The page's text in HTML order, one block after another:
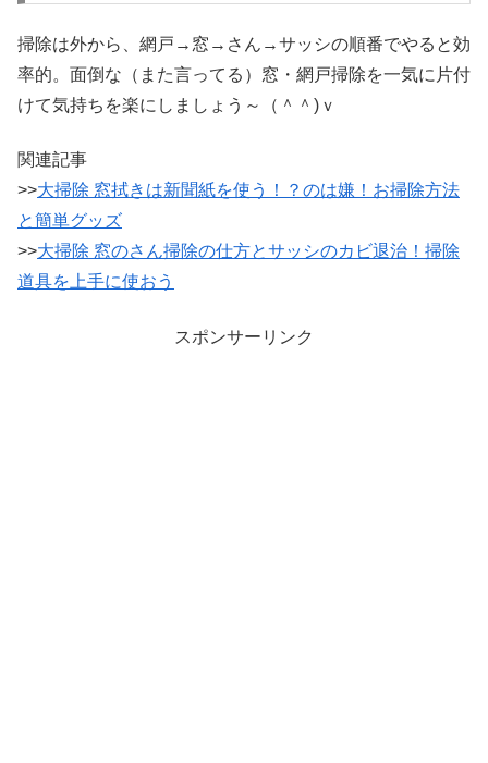
掃除は外から、網戸→窓→さん→サッシの順番でやると効
率的。面倒な（また言ってる）窓・網戸掃除を一気に片付
けて気持ちを楽にしましょう～（＾＾)ｖ
関連記事
>>大掃除 窓拭きは新聞紙を使う！？のは嫌！お掃除方法
と簡単グッズ
>>大掃除 窓のさん掃除の仕方とサッシのカビ退治！掃除
道具を上手に使おう
スポンサーリンク